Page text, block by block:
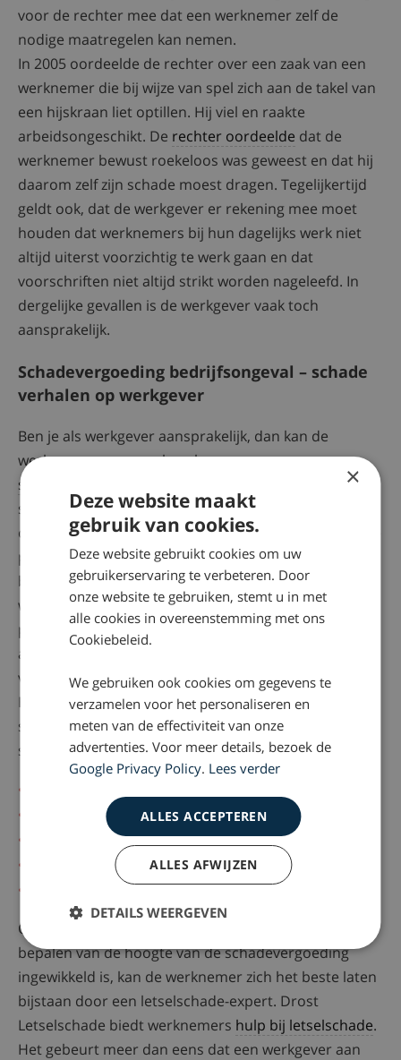
voor de rechter mee dat een werknemer zelf de
nodige maatregelen kan nemen.
In 2005 oordeelde de rechter over een zaak van een
werknemer die bij wijze van spel zich aan de takel van
een hijskraan liet optillen. Hij viel en raakte
arbeidsongeschikt. De rechter oordeelde dat de
werknemer bewust roekeloos was geweest en dat hij
daarom zelf zijn schade moest dragen. Tegelijkertijd
geldt ook, dat de werkgever er rekening mee moet
houden dat werknemers bij hun dagelijks werk niet
altijd uiterst voorzichtig te werk gaan en dat
voorschriften niet altijd strikt worden nageleefd. In
dergelijke gevallen is de werkgever vaak toch
aansprakelijk.
Schadevergoeding bedrijfsongeval – schade
verhalen op werkgever
Ben je als werkgever aansprakelijk, dan kan de
werknemer aanspraak maken op een
schadevergoeding
schadevergoeding verschilt per geval, maar het kan
om een flinke bedragen gaan. Om als bedrijf niet in de
problemen te komen, is het altijd verstandig een
bedrijfsaansprakelijkheidsverzekering af te sluiten. Je
wilt immers ook niet dat jouw werknemer in de
problemen komt, doordat jij je als werkgever niet
afdoende hebt verzekerd tegen de aansprakelijkheid
voor een bedrijfsongeval.
Bij het vaststellen van de hoogte van de
schadevergoeding wordt gekeken naar verschillende
schadecomponenten. Denk aan schadeposten als:
Huishoudelijke hulp
Verlies aan verdienvermogen
Smartengeld
Juridische bijstand
Omdat het vaststellen van aansprakelijkheid en het
bepalen van de hoogte van de schadevergoeding
ingewikkeld is, kan de werknemer zich het beste laten
bijstaan door een letselschade-expert. Drost
Letselschade biedt werknemers hulp bij letselschade.
Het gebeurt meer dan eens dat een werkgever aan
×
Deze website maakt
gebruik van cookies.
Deze website gebruikt cookies om uw
gebruikerservaring te verbeteren. Door
onze website te gebruiken, stemt u in met
alle cookies in overeenstemming met ons
Cookiebeleid.
We gebruiken ook cookies om gegevens te
verzamelen voor het personaliseren en
meten van de effectiviteit van onze
advertenties. Voor meer details, bezoek de
Google Privacy Policy. Lees verder
ALLES ACCEPTEREN
ALLES AFWIJZEN
DETAILS WEERGEVEN